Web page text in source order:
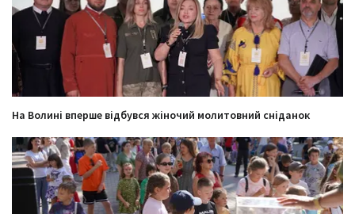
На Волині вперше відбувся жіночий молитовний сніданок